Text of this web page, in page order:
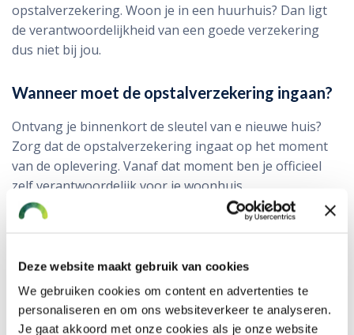
Deze website maakt gebruik van cookies
We gebruiken cookies om content en advertenties te
personaliseren en om ons websiteverkeer te analyseren.
Je gaat akkoord met onze cookies als je onze website
opstalverzekering. Woon je in een huurhuis? Dan ligt
de verantwoordelijkheid van een goede verzekering
dus niet bij jou.
Wanneer moet de opstalverzekering ingaan?
Ontvang je binnenkort de sleutel van e nieuwe huis?
Zorg dat de opstalverzekering ingaat op het moment
van de oplevering. Vanaf dat moment ben je officieel
zelf verantwoordelijk voor je woonhuis.
Opstalverzekering aanpassen na verbouwing
en plaatsen zonnepanelen